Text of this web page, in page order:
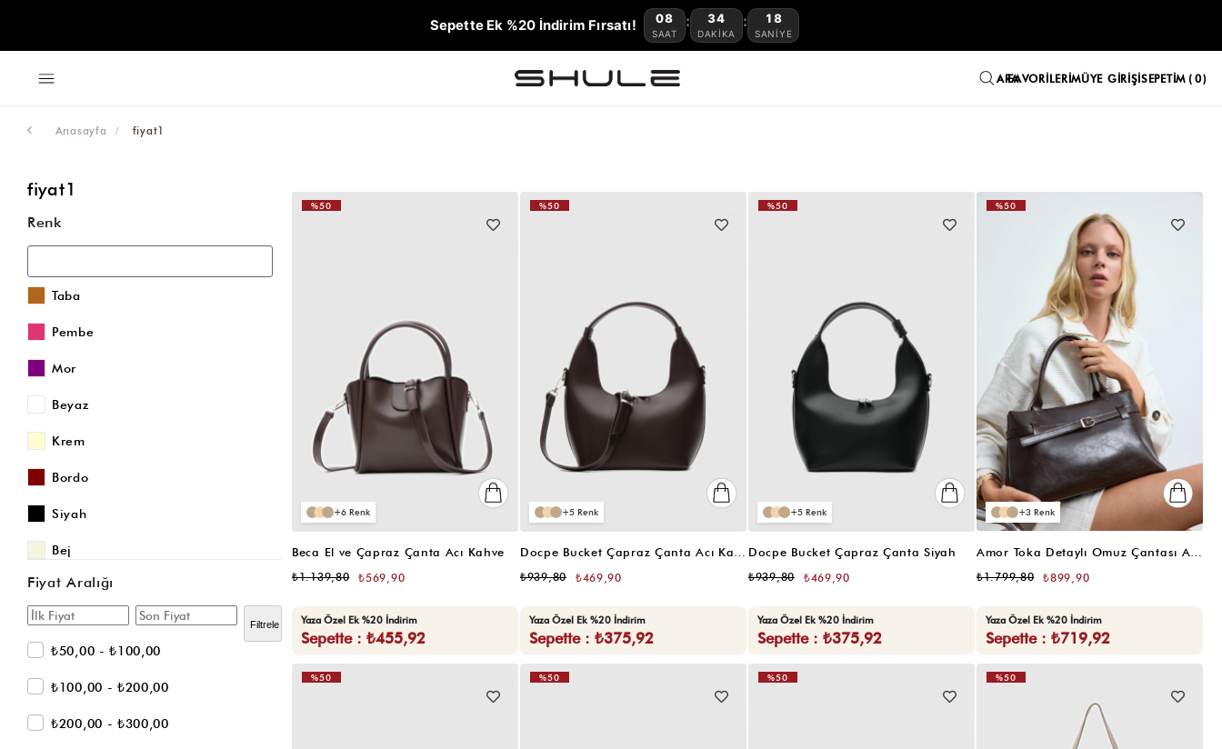
Sepette Ek %20 İndirim Fırsatı! 08
SAAT
: 34
DAKIKA
: 17
SANIYE
FAVORILERIMÜYE GIRIŞISEPETIM 0
Anasayfa fiyat1
fiyat1
Renk
Taba
Pembe
Mor
Beyaz
Krem
Bordo
Siyah
Bej
Acı Kahve
Turuncu
Kırmızı
Süet Krem
Mavi
Fiyat Aralığı
Filtrele
₺50,00 - ₺100,00
₺100,00 - ₺200,00
₺200,00 - ₺300,00
6
Beca El ve Çapraz Çanta Acı Kahve
₺569,90
₺1.139,80
Yaza Özel Ek %20 İndirim
Sepette : ₺455,92
%50
5
₺469,90
₺939,80
Yaza Özel Ek %20 İndirim
Sepette : ₺375,92
%50
5
Docpe Bucket Çapraz Çanta Siyah
₺469,90
₺939,80
Yaza Özel Ek %20 İndirim
Sepette : ₺375,92
%50
3
₺899,90
₺1.799,80
Yaza Özel Ek %20 İndirim
Sepette : ₺719,92
%50
%50 %50 %50
%50